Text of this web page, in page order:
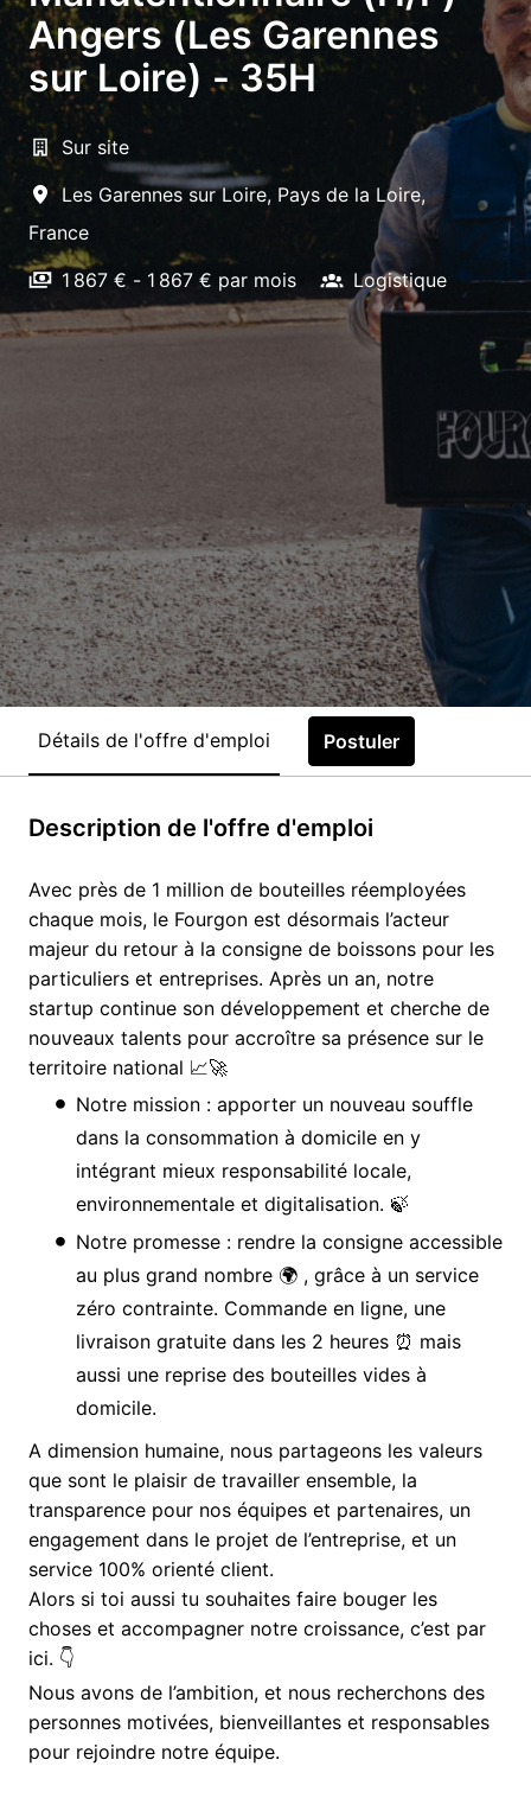
Angers (Les Garennes
sur Loire) - 35H
Sur site
Les Garennes sur Loire, Pays de la Loire,
France
1 867 € - 1 867 € par mois
Logistique
Détails de l'offre d'emploi Postuler
Description de l'offre d'emploi
Avec près de 1 million de bouteilles réemployées
chaque mois, le Fourgon est désormais l’acteur
majeur du retour à la consigne de boissons pour les
particuliers et entreprises. Après un an, notre
startup continue son développement et cherche de
nouveaux talents pour accroître sa présence sur le
territoire national 📈🚀
Notre mission : apporter un nouveau souffle
dans la consommation à domicile en y
intégrant mieux responsabilité locale,
environnementale et digitalisation. 🍃
Notre promesse : rendre la consigne accessible
au plus grand nombre 🌍 , grâce à un service
zéro contrainte. Commande en ligne, une
livraison gratuite dans les 2 heures ⏰ mais
aussi une reprise des bouteilles vides à
domicile.
A dimension humaine, nous partageons les valeurs
que sont le plaisir de travailler ensemble, la
transparence pour nos équipes et partenaires, un
engagement dans le projet de l’entreprise, et un
service 100% orienté client.
Alors si toi aussi tu souhaites faire bouger les
choses et accompagner notre croissance, c’est par
ici. 👇
Nous avons de l’ambition, et nous recherchons des
personnes motivées, bienveillantes et responsables
pour rejoindre notre équipe.